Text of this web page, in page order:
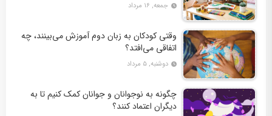
جمعه, ۱۶ مرداد
وقتی کودکان به زبان دوم آموزش می‌بینند، چه
اتفاقی می‌افتد؟
دوشنبه, ۵ مرداد
چگونه به نوجوانان و جوانان کمک کنیم تا به
دیگران اعتماد کنند؟